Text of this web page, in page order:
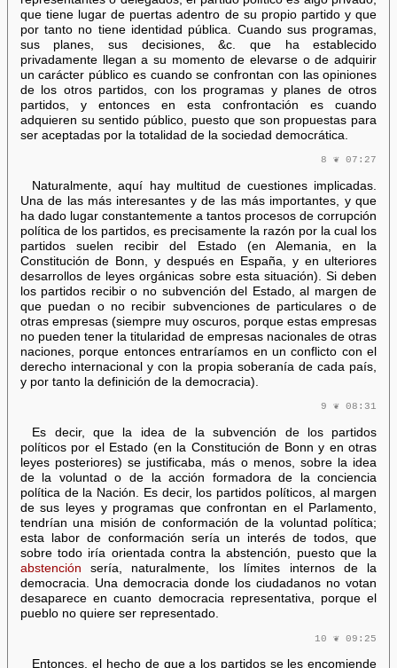
que tiene lugar de puertas adentro de su propio partido y que
por tanto no tiene identidad pública. Cuando sus programas,
sus planes, sus decisiones, &c. que ha establecido
privadamente llegan a su momento de elevarse o de adquirir
un carácter público es cuando se confrontan con las opiniones
de los otros partidos, con los programas y planes de otros
partidos, y entonces en esta confrontación es cuando
adquieren su sentido público, puesto que son propuestas para
ser aceptadas por la totalidad de la sociedad democrática.
8 ❦ 07:27
Naturalmente, aquí hay multitud de cuestiones implicadas.
Una de las más interesantes y de las más importantes, y que
ha dado lugar constantemente a tantos procesos de corrupción
política de los partidos, es precisamente la razón por la cual los
partidos suelen recibir del Estado (en Alemania, en la
Constitución de Bonn, y después en España, y en ulteriores
desarrollos de leyes orgánicas sobre esta situación). Si deben
los partidos recibir o no subvención del Estado, al margen de
que puedan o no recibir subvenciones de particulares o de
otras empresas (siempre muy oscuros, porque estas empresas
no pueden tener la titularidad de empresas nacionales de otras
naciones, porque entonces entraríamos en un conflicto con el
derecho internacional y con la propia soberanía de cada país,
y por tanto la definición de la democracia).
9 ❦ 08:31
Es decir, que la idea de la subvención de los partidos
políticos por el Estado (en la Constitución de Bonn y en otras
leyes posteriores) se justificaba, más o menos, sobre la idea
de la voluntad o de la acción formadora de la conciencia
política de la Nación. Es decir, los partidos políticos, al margen
de sus leyes y programas que confrontan en el Parlamento,
tendrían una misión de conformación de la voluntad política;
esta labor de conformación sería un interés de todos, que
sobre todo iría orientada contra la abstención, puesto que la
abstención sería, naturalmente, los límites internos de la
democracia. Una democracia donde los ciudadanos no votan
desaparece en cuanto democracia representativa, porque el
pueblo no quiere ser representado.
10 ❦ 09:25
Entonces, el hecho de que a los partidos se les encomiende